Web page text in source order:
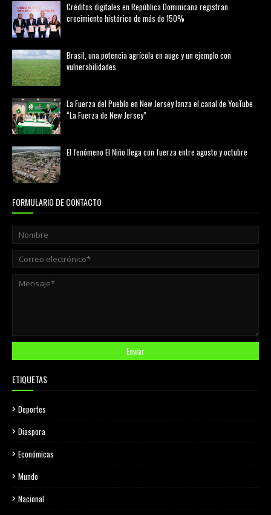
Créditos digitales en República Dominicana registran
crecimiento histórico de más de 150%
Brasil, una potencia agrícola en auge y un ejemplo con
vulnerabilidades
La Fuerza del Pueblo en New Jersey lanza el canal de YouTube
“La Fuerza de New Jersey”
El fenómeno El Niño llega con fuerza entre agosto y octubre
FORMULARIO DE CONTACTO
ETIQUETAS
Deportes
Diaspora
Económicas
Mundo
Nacional